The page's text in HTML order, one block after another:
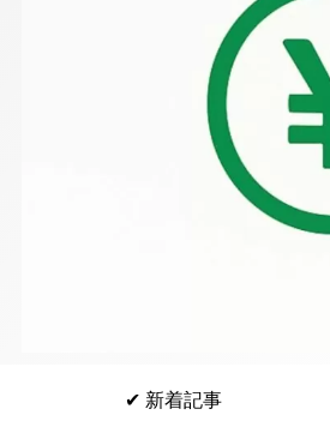
✔︎ 新着記事